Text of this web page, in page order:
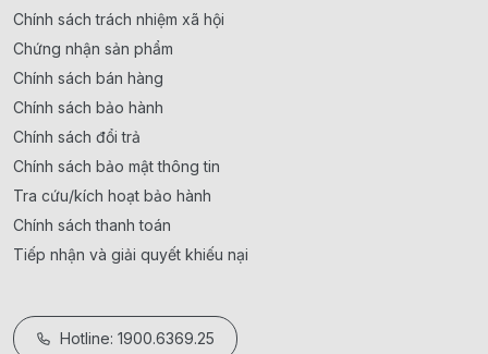
Chính sách trách nhiệm xã hội
Chứng nhận sản phẩm
Chính sách bán hàng
Chính sách bảo hành
Chính sách đổi trả
Chính sách bảo mật thông tin
Tra cứu/kích hoạt bảo hành
Chính sách thanh toán
Tiếp nhận và giải quyết khiếu nại
Hotline: 1900.6369.25